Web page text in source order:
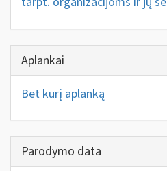
Aplankai
Bet kurį aplanką
Parodymo data